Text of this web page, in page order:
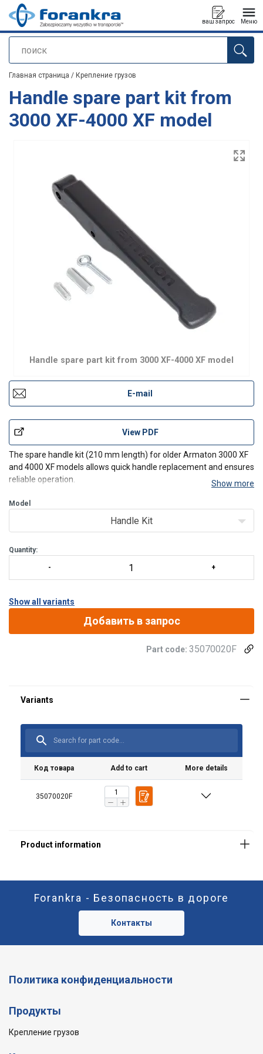
поиск
ваш запрос Меню
Продукт добавлен в ваш запрос
Главная страница / Крепление грузов
Handle spare part kit from
3000 XF-4000 XF model
Handle spare part kit from 3000 XF-4000 XF model
E-mail
View PDF
The spare handle kit (210 mm length) for older Armaton 3000 XF
and 4000 XF models allows quick handle replacement and ensures
reliable operation.
installation. Designed for durability and heavy use.
Show more
Model
Handle Kit
Quantity:
Show all variants
Добавить в запрос
Part code: 35070020F
Код товара Add to cart More details
35070020F
Forankra - Безопасность в дороге
Контакты
Политика конфиденциальности
Продукты
Крепление грузов